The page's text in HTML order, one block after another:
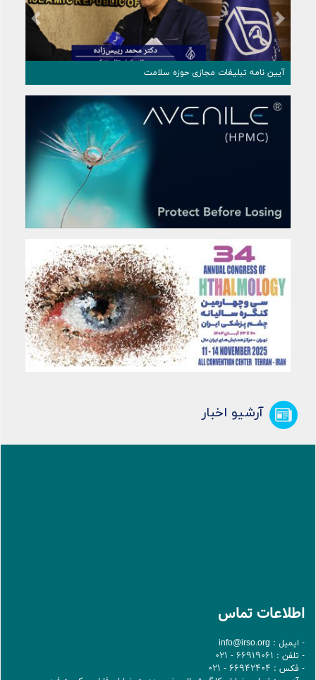
آیین نامه تبلیغات مجازی حوزه سلامت
Previous Next
آرشیو اخبار
اطلاعات تماس
- ایمیل : info@irso.org
- تلفن : 66919061 - 021
- فکس : 66942404 - 021